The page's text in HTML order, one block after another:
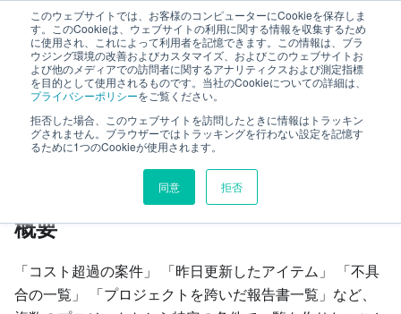
このウェブサイトでは、お客様のコンピューターにCookieを保存しま
す。このCookieは、ウェブサイトの利用に関する情報を収集するため
に使用され、これによって利用者を記憶できます。この情報は、ブラ
ウジング環境の改善およびカスタマイズ、およびこのウェブサイトお
よび他のメディアでの訪問者に関するアナリティクスおよび測定指標
を目的として使用されるものです。当社のCookieについての詳細は、
プライバシーポリシーをご覧ください。
拒否した場合、このウェブサイトを訪問したときに情報はトラッキン
グされません。ブラウザーではトラッキングを行わない設定を記憶す
るために1つのCookieが使用されます。
同意 拒否
TimeTracker NX ヘルプ
カスタム検索 カスタム検索
このページの見出し
カスタム検索
概要
「コスト超過の案件」 「昨日更新したアイテム」 「不具
合の一覧」 「プロジェクトを跨いだ報告書一覧」など、